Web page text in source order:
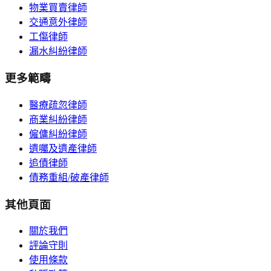
物業買賣律師
交通意外律師
工傷律師
漏水糾紛律師
更多範疇
醫療疏忽律師
商業糾紛律師
僱傭糾紛律師
遺囑及遺產律師
追債律師
債務重組/破產律師
其他頁面
關於我們
評論守則
使用條款